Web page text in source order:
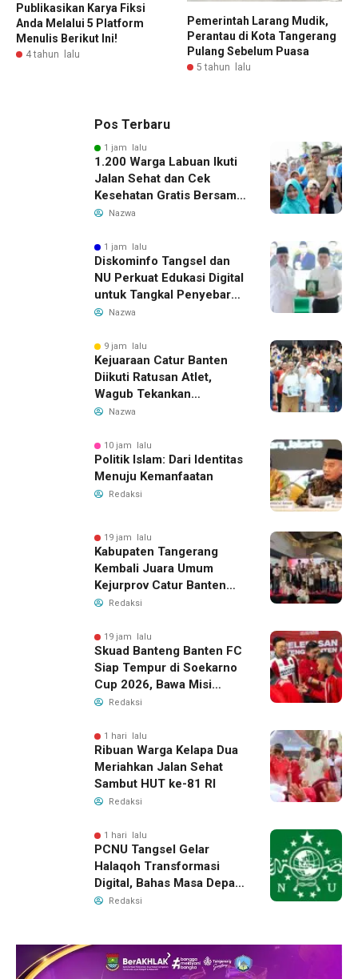
Publikasikan Karya Fiksi
Anda Melalui 5 Platform
Menulis Berikut Ini!
4 tahun lalu
Pemerintah Larang Mudik,
Perantau di Kota Tangerang
Pulang Sebelum Puasa
5 tahun lalu
Pos Terbaru
1 jam lalu
1.200 Warga Labuan Ikuti
Jalan Sehat dan Cek
Kesehatan Gratis Bersama
Gubernur Banten
Nazwa
1 jam lalu
Diskominfo Tangsel dan
NU Perkuat Edukasi Digital
untuk Tangkal Penyebaran
Hoaks
Nazwa
9 jam lalu
Kejuaraan Catur Banten
Diikuti Ratusan Atlet,
Wagub Tekankan
Pembinaan Dini
Nazwa
10 jam lalu
Politik Islam: Dari Identitas
Menuju Kemanfaatan
Redaksi
19 jam lalu
Kabupaten Tangerang
Kembali Juara Umum
Kejurprov Catur Banten
2026, Raih 24 Medali
Redaksi
19 jam lalu
Skuad Banteng Banten FC
Siap Tempur di Soekarno
Cup 2026, Bawa Misi
Harumkan Nama Banten
Redaksi
1 hari lalu
Ribuan Warga Kelapa Dua
Meriahkan Jalan Sehat
Sambut HUT ke-81 RI
Redaksi
1 hari lalu
PCNU Tangsel Gelar
Halaqoh Transformasi
Digital, Bahas Masa Depan
NU di Era Disrupsi
Redaksi